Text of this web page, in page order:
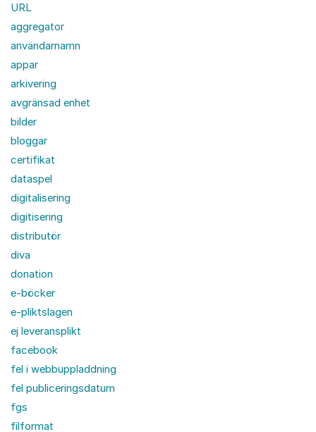
URL
aggregator
användarnamn
appar
arkivering
avgränsad enhet
bilder
bloggar
certifikat
dataspel
digitalisering
digitisering
distributör
diva
donation
e-böcker
e-pliktslagen
ej leveransplikt
facebook
fel i webbuppladdning
fel publiceringsdatum
fgs
filformat